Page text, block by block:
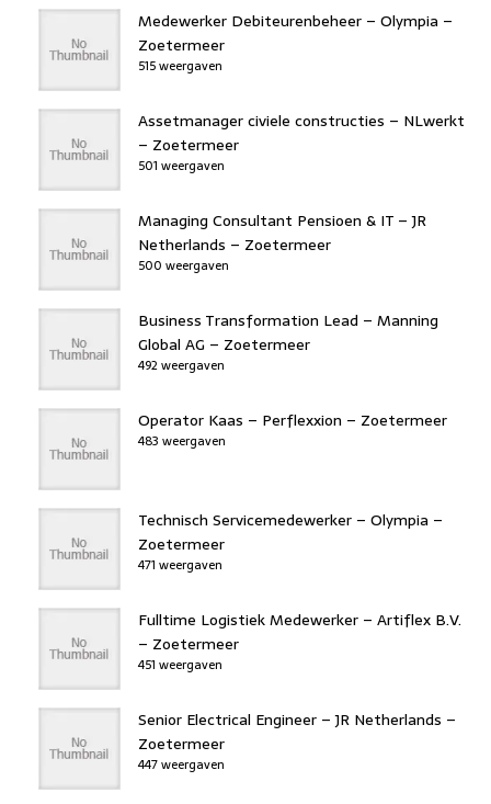
Medewerker Debiteurenbeheer – Olympia –
Zoetermeer
515 weergaven
Assetmanager civiele constructies – NLwerkt
– Zoetermeer
501 weergaven
Managing Consultant Pensioen & IT – JR
Netherlands – Zoetermeer
500 weergaven
Business Transformation Lead – Manning
Global AG – Zoetermeer
492 weergaven
Operator Kaas – Perflexxion – Zoetermeer
483 weergaven
Technisch Servicemedewerker – Olympia –
Zoetermeer
471 weergaven
Fulltime Logistiek Medewerker – Artiflex B.V.
– Zoetermeer
451 weergaven
Senior Electrical Engineer – JR Netherlands –
Zoetermeer
447 weergaven